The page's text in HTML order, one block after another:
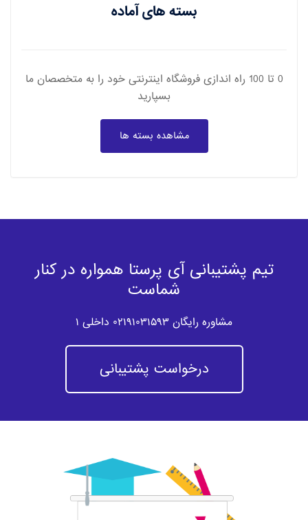
بسته های آماده
0 تا 100 راه اندازی فروشگاه اینترنتی خود را به متخصصان ما
بسپارید
مشاهده بسته ها
تیم پشتیبانی آی پرستا همواره در کنار
شماست
مشاوره رایگان ۰۲۱۹۱۰۳۱۵۹۳ داخلی ۱
درخواست پشتیبانی